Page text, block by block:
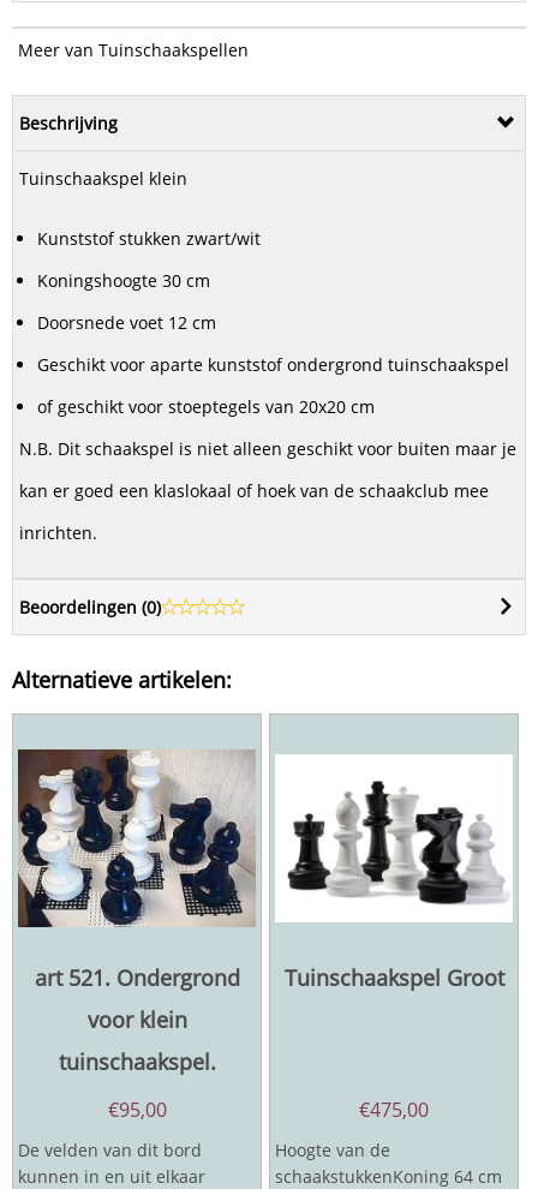
Meer van Tuinschaakspellen
Beschrijving
Tuinschaakspel klein
Kunststof stukken zwart/wit
Koningshoogte 30 cm
Doorsnede voet 12 cm
Geschikt voor aparte kunststof ondergrond tuinschaakspel
of geschikt voor stoeptegels van 20x20 cm
N.B. Dit schaakspel is niet alleen geschikt voor buiten maar je
kan er goed een klaslokaal of hoek van de schaakclub mee
inrichten.
Beoordelingen (0)
Alternatieve artikelen:
art 521. Ondergrond
voor klein
tuinschaakspel.
€95,00
De velden van dit bord
kunnen in en uit elkaar
Tuinschaakspel Groot
€475,00
Hoogte van de
schaakstukkenKoning 64 cm